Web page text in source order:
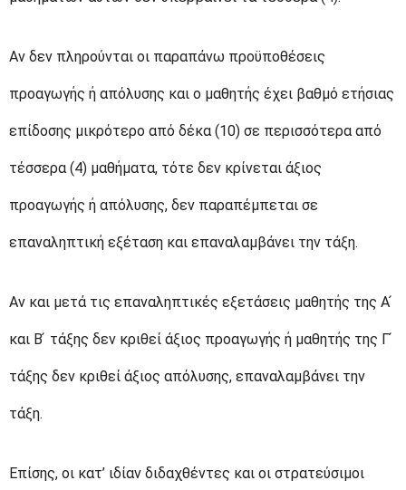
Αν δεν πληρούνται οι παραπάνω προϋποθέσεις
προαγωγής ή απόλυσης και ο μαθητής έχει βαθμό ετήσιας
επίδοσης μικρότερο από δέκα (10) σε περισσότερα από
τέσσερα (4) μαθήματα, τότε δεν κρίνεται άξιος
προαγωγής ή απόλυσης, δεν παραπέμπεται σε
επαναληπτική εξέταση και επαναλαμβάνει την τάξη.
Αν και μετά τις επαναληπτικές εξετάσεις μαθητής της Α ́
και Β ́ τάξης δεν κριθεί άξιος προαγωγής ή μαθητής της Γ ́
τάξης δεν κριθεί άξιος απόλυσης, επαναλαμβάνει την
τάξη.
Επίσης, οι κατ’ ιδίαν διδαχθέντες και οι στρατεύσιμοι